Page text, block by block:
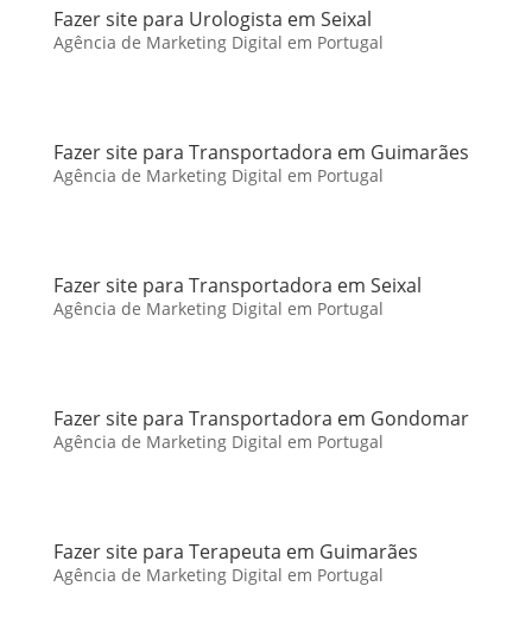
Fazer site para Urologista em Seixal
Agência de Marketing Digital em Portugal
Fazer site para Transportadora em Guimarães
Agência de Marketing Digital em Portugal
Fazer site para Transportadora em Seixal
Agência de Marketing Digital em Portugal
Fazer site para Transportadora em Gondomar
Agência de Marketing Digital em Portugal
Fazer site para Terapeuta em Guimarães
Agência de Marketing Digital em Portugal